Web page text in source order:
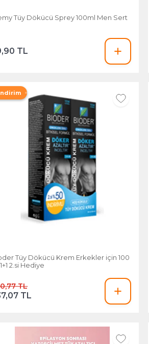
Tüy Dökücü Sprey 100ml Men Sert
TL
Tüy Dökücü Krem Erkekler için 100
2.si Hediye
TL
TL